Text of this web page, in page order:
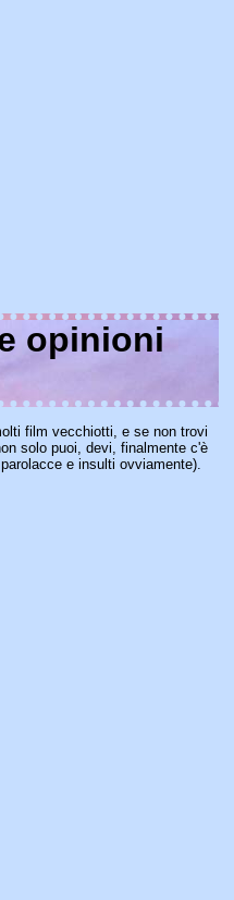
opinioni
film vecchiotti, e se non trovi
solo puoi, devi, finalmente c'è
e insulti ovviamente).